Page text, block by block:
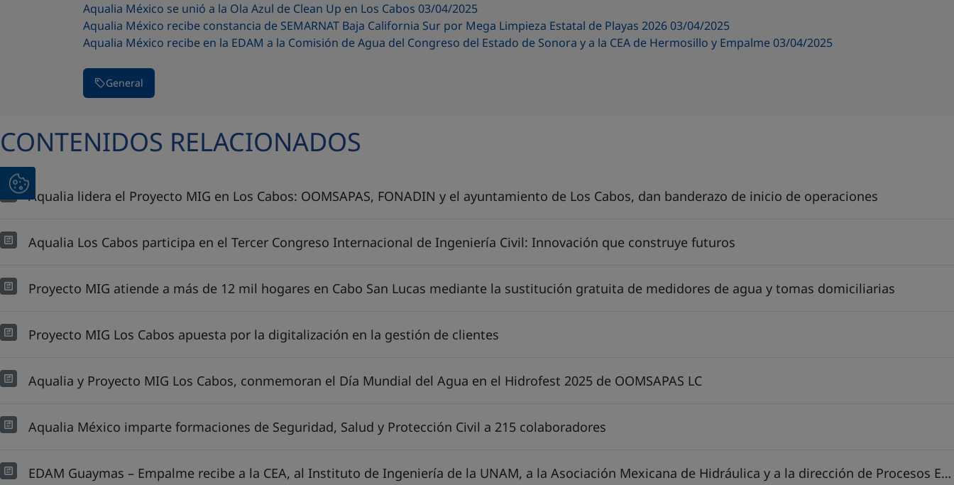
Aqualia México se unió a la Ola Azul de Clean Up en Los Cabos 03/04/2025
Aqualia México recibe constancia de SEMARNAT Baja California Sur por Mega Limpieza Estatal de Playas 2026 03/04/2025
Aqualia México recibe en la EDAM a la Comisión de Agua del Congreso del Estado de Sonora y a la CEA de Hermosillo y Empalme 03/04/2025
General
CONTENIDOS RELACIONADOS
Aqualia lidera el Proyecto MIG en Los Cabos: OOMSAPAS, FONADIN y el ayuntamiento de Los Cabos, dan banderazo de inicio de operaciones
Aqualia Los Cabos participa en el Tercer Congreso Internacional de Ingeniería Civil: Innovación que construye futuros
Proyecto MIG atiende a más de 12 mil hogares en Cabo San Lucas mediante la sustitución gratuita de medidores de agua y tomas domiciliarias
Proyecto MIG Los Cabos apuesta por la digitalización en la gestión de clientes
Aqualia y Proyecto MIG Los Cabos, conmemoran el Día Mundial del Agua en el Hidrofest 2025 de OOMSAPAS LC
Aqualia México imparte formaciones de Seguridad, Salud y Protección Civil a 215 colaboradores
EDAM Guaymas – Empalme recibe a la CEA, al Instituto de Ingeniería de la UNAM, a la Asociación Mexicana de Hidráulica y a la dirección de Procesos Estratégicos del Estado de Sonora